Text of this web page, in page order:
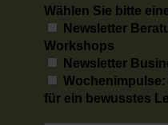
Wählen Sie bitte
Newsletter
Workshops
Newsletter
für ein bewusstes